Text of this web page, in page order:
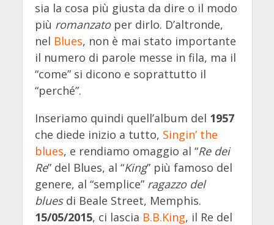
sia la cosa più giusta da dire o il modo
più romanzato per dirlo. D’altronde,
nel Blues, non è mai stato importante
il numero di parole messe in fila, ma il
“come” si dicono e soprattutto il
“perché”.
Inseriamo quindi quell’album del 1957
che diede inizio a tutto, Singin’ the
blues, e rendiamo omaggio al “Re dei
Re” del Blues, al “King” più famoso del
genere, al “semplice” ragazzo del
blues di Beale Street, Memphis.
15/05/2015, ci lascia B.B.King, il Re del